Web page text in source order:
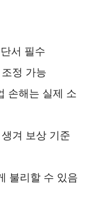
서 필수
정 가능
손해는 실제 소
겨 보상 기준
불리할 수 있음